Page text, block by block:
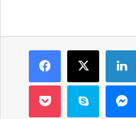
Facebook
X
Pocket Skype